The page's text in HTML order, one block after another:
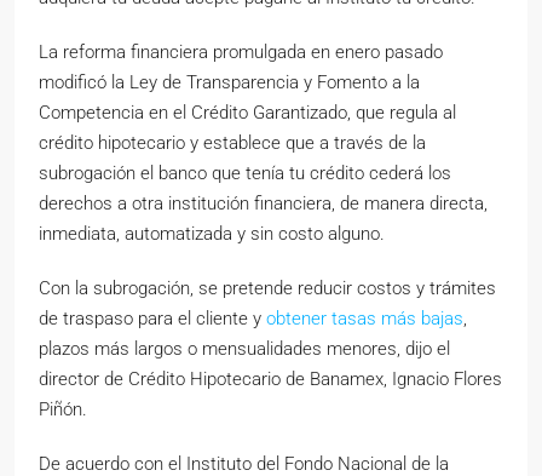
La reforma financiera promulgada en enero pasado
modificó la Ley de Transparencia y Fomento a la
Competencia en el Crédito Garantizado, que regula al
crédito hipotecario y establece que a través de la
subrogación el banco que tenía tu crédito cederá los
derechos a otra institución financiera, de manera directa,
inmediata, automatizada y sin costo alguno.
Con la subrogación, se pretende reducir costos y trámites
de traspaso para el cliente y obtener tasas más bajas
plazos más largos o mensualidades menores, dijo el
director de Crédito Hipotecario de Banamex, Ignacio Flores
Piñón.
De acuerdo con el Instituto del Fondo Nacional de la